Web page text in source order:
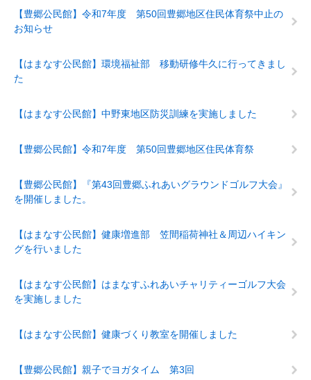
【豊郷公民館】令和7年度 第50回豊郷地区住民体育祭中止の
お知らせ
【はまなす公民館】環境福祉部 移動研修牛久に行ってきまし
た
【はまなす公民館】中野東地区防災訓練を実施しました
【豊郷公民館】令和7年度 第50回豊郷地区住民体育祭
【豊郷公民館】『第43回豊郷ふれあいグラウンドゴルフ大会』
を開催しました。
【はまなす公民館】健康増進部 笠間稲荷神社＆周辺ハイキン
グを行いました
【はまなす公民館】はまなすふれあいチャリティーゴルフ大会
を実施しました
【はまなす公民館】健康づくり教室を開催しました
【豊郷公民館】親子でヨガタイム 第3回